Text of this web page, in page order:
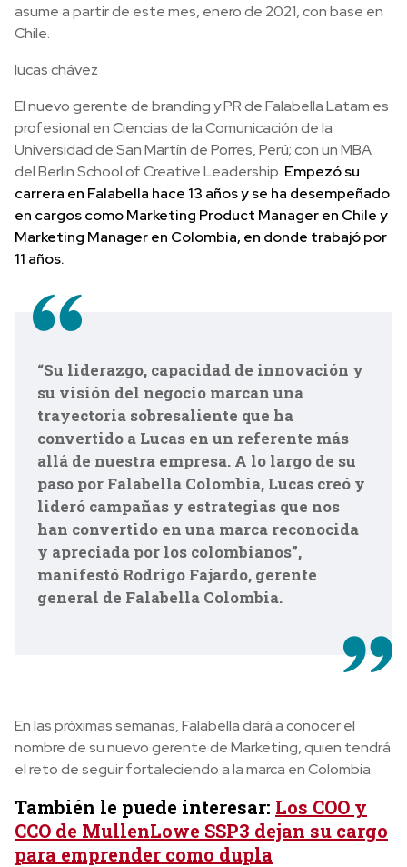
asume a partir de este mes, enero de 2021, con base en
Chile.
lucas chávez
El nuevo gerente de branding y PR de Falabella Latam es
profesional en Ciencias de la Comunicación de la
Universidad de San Martín de Porres, Perú; con un MBA
del Berlin School of Creative Leadership. Empezó su
carrera en Falabella hace 13 años y se ha desempeñado
en cargos como Marketing Product Manager en Chile y
Marketing Manager en Colombia, en donde trabajó por
11 años.
“Su liderazgo, capacidad de innovación y
su visión del negocio marcan una
trayectoria sobresaliente que ha
convertido a Lucas en un referente más
allá de nuestra empresa. A lo largo de su
paso por Falabella Colombia, Lucas creó y
lideró campañas y estrategias que nos
han convertido en una marca reconocida
y apreciada por los colombianos”,
manifestó Rodrigo Fajardo, gerente
general de Falabella Colombia.
En las próximas semanas, Falabella dará a conocer el
nombre de su nuevo gerente de Marketing, quien tendrá
el reto de seguir fortaleciendo a la marca en Colombia.
También le puede interesar: Los COO y
CCO de MullenLowe SSP3 dejan su cargo
para emprender como dupla